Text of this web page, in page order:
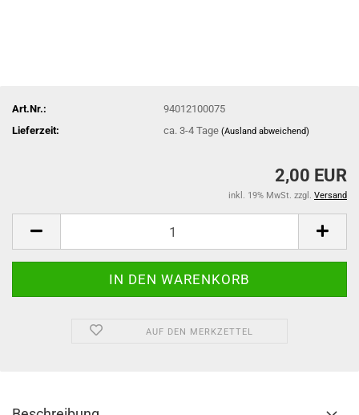
Art.Nr.:
94012100075
Lieferzeit:
ca. 3-4 Tage(Ausland abweichend)
2,00 EUR
inkl. 19% MwSt. zzgl. Versand
AUF DEN MERKZETTEL